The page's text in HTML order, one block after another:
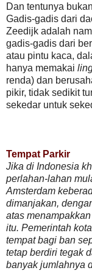
Dan tentunya
Gadis-gadis dari
Zeedijk adalah
gadis-gadis dari
atau pintu kaca,
hanya memakai
renda) dan
pikir, tidak sedikit
sekedar untuk
Tempat Parkir
Jika di Indonesia
perlahan-lahan
Amsterdam
dimanjakan,
atas
itu. Pemerintah
tempat bagi ban
tetap berdiri tegak
banyak jumlahnya